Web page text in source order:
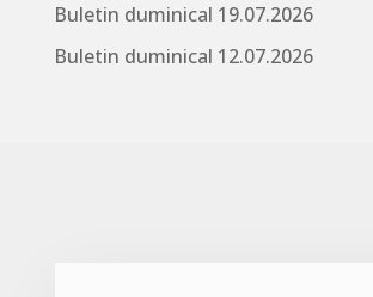
Buletin duminical 19.07.2026
Buletin duminical 12.07.2026